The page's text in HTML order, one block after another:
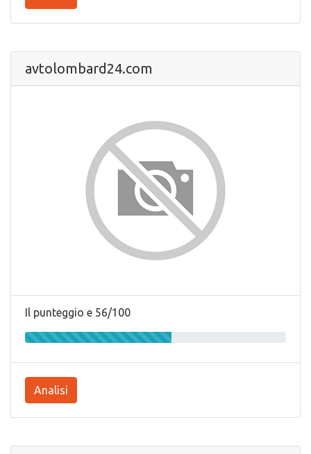
avtolombard24.com
Il punteggio e 56/100
Analisi